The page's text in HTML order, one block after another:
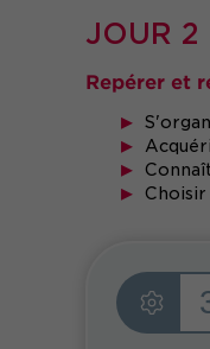
JOUR 2
Repérer et